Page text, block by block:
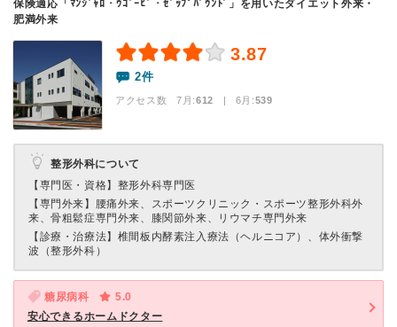
保険適応「ﾏﾝｼﾞｬﾛ・ｳｺﾞｰﾋﾞ・ｾﾞｯﾌﾟﾊﾞｳﾝﾄﾞ」を用いたダイエット外来・
肥満外来
3.87
2件
アクセス数 7月:612 | 6月:539
整形外科について
【専門医・資格】 整形外科専門医
【専門外来】
腰痛外来、スポーツクリニック・スポーツ整形外科外
来、骨粗鬆症専門外来、膝関節外来、リウマチ専門外来
【診療・治療法】 椎間板内酵素注入療法（ヘルニコア）、体外衝撃
波（整形外科）
糖尿病科
5.0
安心できるホームドクター